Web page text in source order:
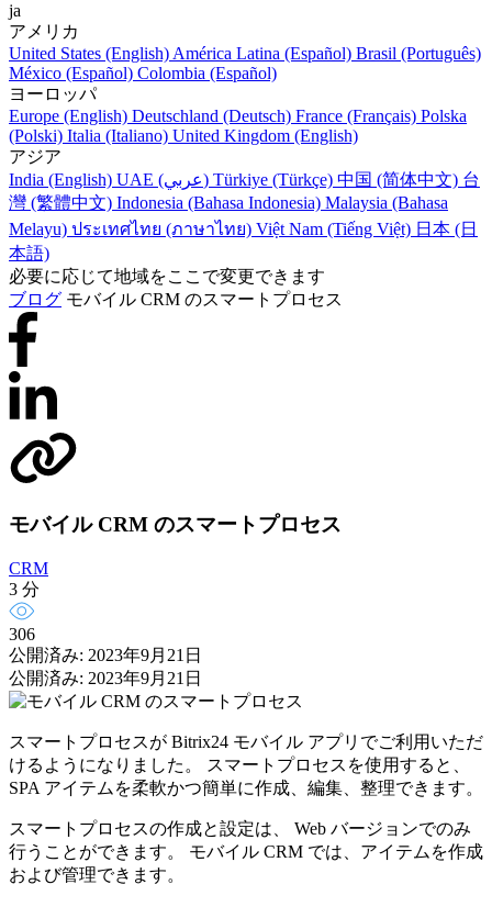
ja
アメリカ
United States (English) América Latina (Español) Brasil (Português)
México (Español) Colombia (Español)
ヨーロッパ
Europe (English) Deutschland (Deutsch) France (Français) Polska
(Polski) Italia (Italiano) United Kingdom (English)
アジア
India (English)
UAE (عربي) Türkiye (Türkçe) 中国 (简体中文) 台
灣 (繁體中文) Indonesia (Bahasa Indonesia) Malaysia (Bahasa
Melayu) ประเทศไทย (ภาษาไทย) Việt Nam (Tiếng Việt) 日本 (日
本語)
必要に応じて地域をここで変更できます
ブログ モバイル CRM のスマートプロセス
モバイル CRM のスマートプロセス
CRM
3 分
306
公開済み: 2023年9月21日
公開済み: 2023年9月21日
スマートプロセスが Bitrix24 モバイル アプリでご利用いただ
けるようになりました。 スマートプロセスを使用すると、
SPA アイテムを柔軟かつ簡単に作成、編集、整理できます。
スマートプロセスの作成と設定は、 Web バージョンでのみ
行うことができます。 モバイル CRM では、アイテムを作成
および管理できます。